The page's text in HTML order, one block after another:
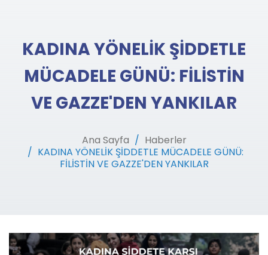
KADINA YÖNELİK ŞİDDETLE
MÜCADELE GÜNÜ: FİLİSTİN
VE GAZZE'DEN YANKILAR
Ana Sayfa
Haberler
KADINA YÖNELİK ŞİDDETLE MÜCADELE GÜNÜ:
FİLİSTİN VE GAZZE'DEN YANKILAR